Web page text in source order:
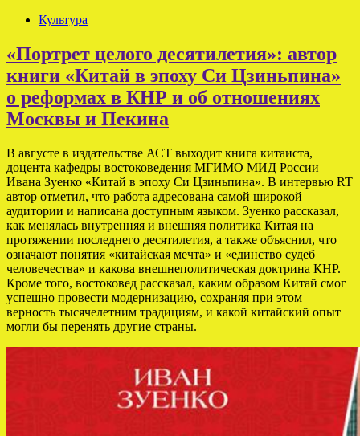
Культура
«Портрет целого десятилетия»: автор
книги «Китай в эпоху Си Цзиньпина»
о реформах в КНР и об отношениях
Москвы и Пекина
В августе в издательстве АСТ выходит книга китаиста,
доцента кафедры востоковедения МГИМО МИД России
Ивана Зуенко «Китай в эпоху Си Цзиньпина». В интервью RT
автор отметил, что работа адресована самой широкой
аудитории и написана доступным языком. Зуенко рассказал,
как менялась внутренняя и внешняя политика Китая на
протяжении последнего десятилетия, а также объяснил, что
означают понятия «китайская мечта» и «единство судеб
человечества» и какова внешнеполитическая доктрина КНР.
Кроме того, востоковед рассказал, каким образом Китай смог
успешно провести модернизацию, сохраняя при этом
верность тысячелетним традициям, и какой китайский опыт
могли бы перенять другие страны.